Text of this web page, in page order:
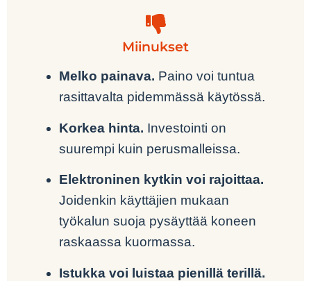
Miinukset
Melko painava. Paino voi tuntua
rasittavalta pidemmässä käytössä.
Korkea hinta. Investointi on
suurempi kuin perusmalleissa.
Elektroninen kytkin voi rajoittaa.
Joidenkin käyttäjien mukaan
työkalun suoja pysäyttää koneen
raskaassa kuormassa.
Istukka voi luistaa pienillä terillä.